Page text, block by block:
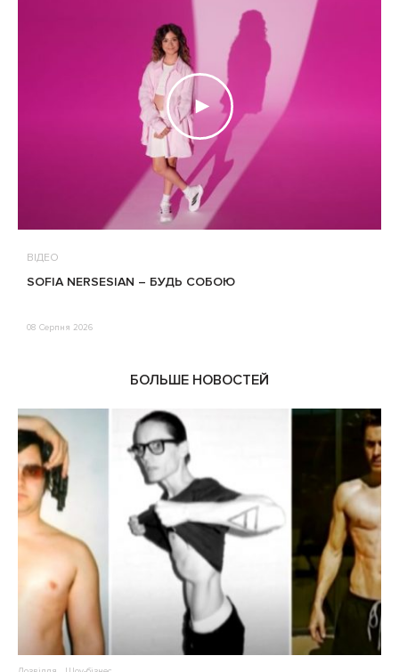
ВІДЕО
SOFIA NERSESIAN – БУДЬ СОБОЮ
08 Серпня 2026
БОЛЬШЕ НОВОСТЕЙ